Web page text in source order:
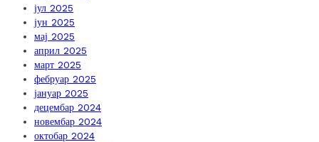
јул 2025
јун 2025
мај 2025
април 2025
март 2025
фебруар 2025
јануар 2025
децембар 2024
новембар 2024
октобар 2024